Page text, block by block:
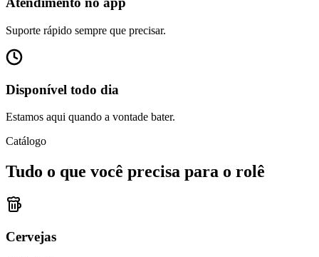
Suporte rápido sempre que precisar.
Disponível todo dia
Estamos aqui quando a vontade bater.
Catálogo
Tudo o que você precisa para o rolê
Cervejas